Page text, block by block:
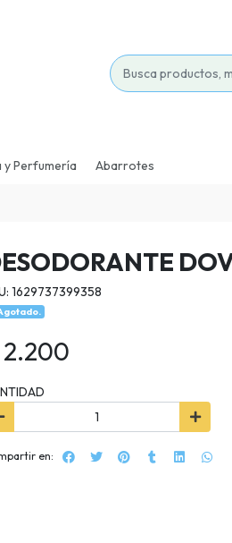
y Perfumería Abarrotes
1629737399358
en: